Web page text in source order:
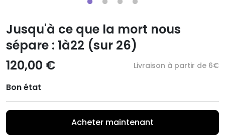
Jusqu'à ce que la mort nous
sépare : 1à22 (sur 26)
120,00 €
Livraison à partir de 6€
Bon état
Acheter maintenant